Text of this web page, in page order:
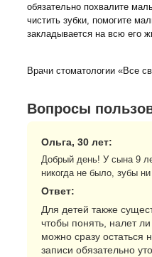
обязательно похвалите
чистить зубки, помогите
закладывается на всю его
Врачи стоматологии «Все
Вопросы
Ольга, 30 лет:
Добрый день! У сына 9
никогда не было, зубы
Ответ:
Для детей также
чтобы понять, налет
можно сразу остаться
записи обязательно